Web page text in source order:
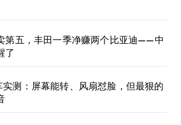
第五，丰田一季净赚两个比亚迪——中
了
测：屏幕能转、风扇怼脸，但最狠的